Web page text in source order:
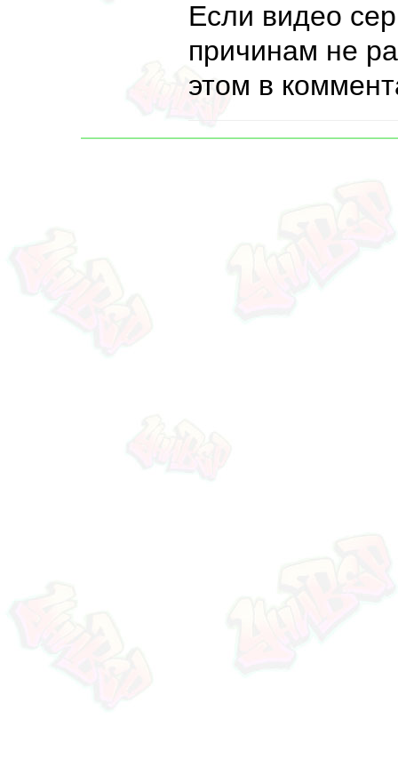
Если видео
причинам не
этом в